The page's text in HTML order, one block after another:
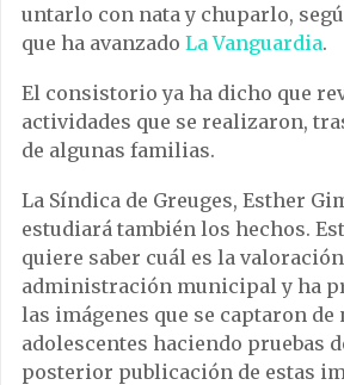
untarlo con nata y chuparlo,
que ha avanzado La Vanguardia.
El consistorio ya ha dicho que
actividades que se realizaron,
de algunas familias.
La Síndica de Greuges, Esther
estudiará también los hechos.
quiere saber cuál es la
administración municipal y ha
las imágenes que se captaron de
adolescentes haciendo pruebas
posterior publicación de estas